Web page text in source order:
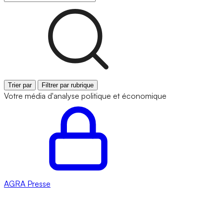
Trier par Filtrer par rubrique
Votre média d'analyse politique et économique
AGRA Presse